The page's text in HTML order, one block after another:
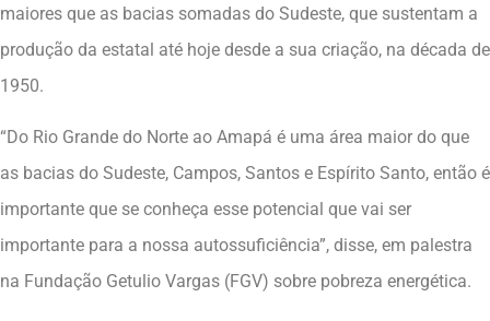
maiores que as bacias somadas do Sudeste, que sustentam a
produção da estatal até hoje desde a sua criação, na década de
1950.
“Do Rio Grande do Norte ao Amapá é uma área maior do que
as bacias do Sudeste, Campos, Santos e Espírito Santo, então é
importante que se conheça esse potencial que vai ser
importante para a nossa autossuficiência”, disse, em palestra
na Fundação Getulio Vargas (FGV) sobre pobreza energética.